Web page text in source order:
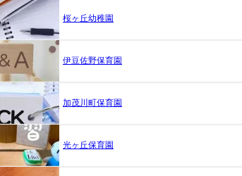
桜ヶ丘幼稚園
伊豆佐野保育園
加茂川町保育園
光ヶ丘保育園